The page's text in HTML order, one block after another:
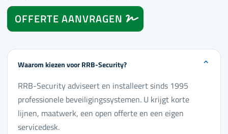
OFFERTE AANVRAGEN
Waarom kiezen voor RRB-Security? ⌄
RRB-Security adviseert en installeert sinds 1995
professionele beveiligingssystemen. U krijgt korte
lijnen, maatwerk, een open offerte en een eigen
servicedesk.